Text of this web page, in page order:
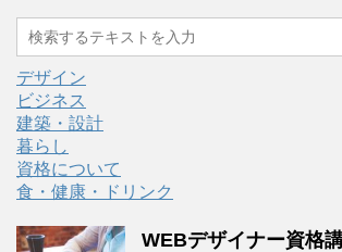
デザイン
ビジネス
建築・設計
暮らし
資格について
食・健康・ドリンク
WEBデザイナー資格